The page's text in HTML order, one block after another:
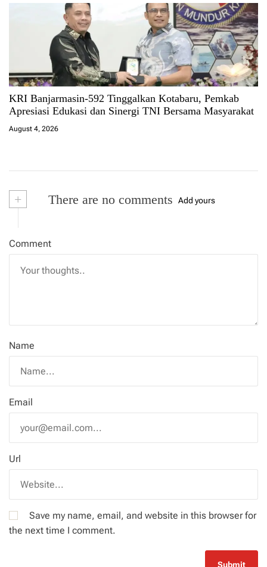
KRI Banjarmasin-592 Tinggalkan Kotabaru, Pemkab
Apresiasi Edukasi dan Sinergi TNI Bersama Masyarakat
August 4, 2026
+ There are no comments Add yours
Comment
Name
Email
Url
Save my name, email, and website in this browser for
the next time I comment.